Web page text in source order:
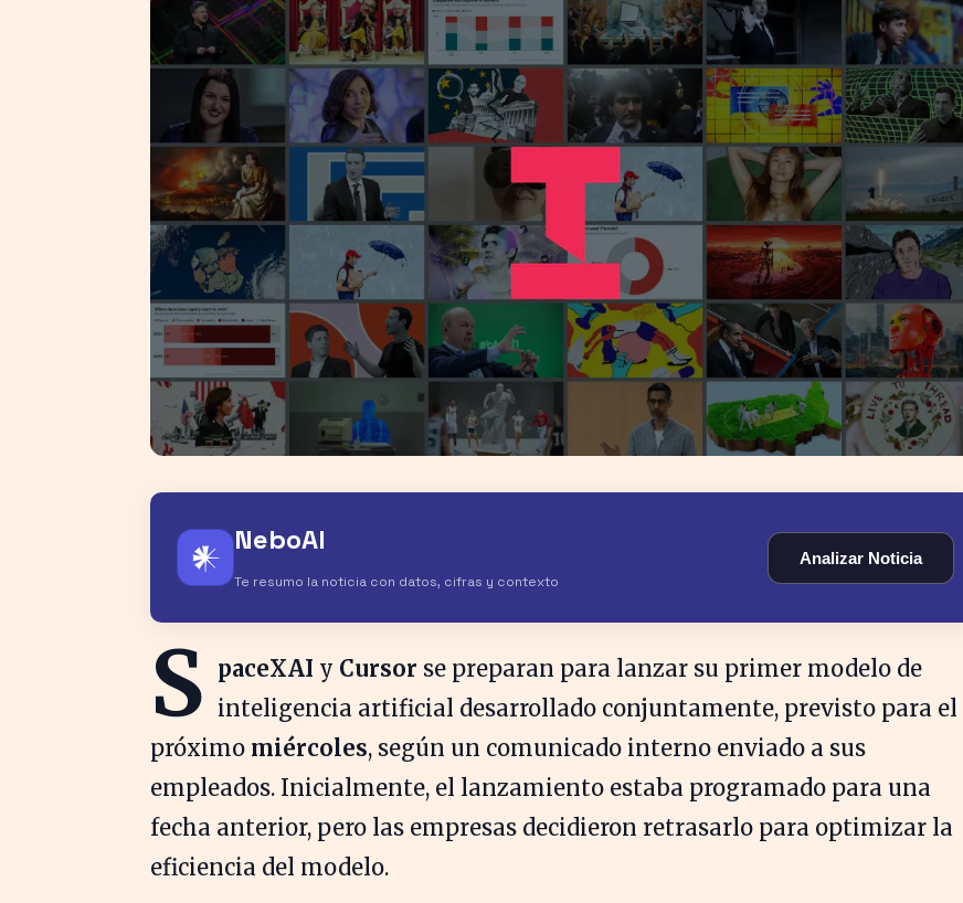
𒀭 NeboAI
Te resumo la noticia con datos, cifras y contexto
Analizar Noticia
S paceXAI y Cursor se preparan para lanzar su primer modelo de
inteligencia artificial desarrollado conjuntamente, previsto para el
próximo miércoles, según un comunicado interno enviado a sus
empleados. Inicialmente, el lanzamiento estaba programado para una
fecha anterior, pero las empresas decidieron retrasarlo para optimizar la
eficiencia del modelo.